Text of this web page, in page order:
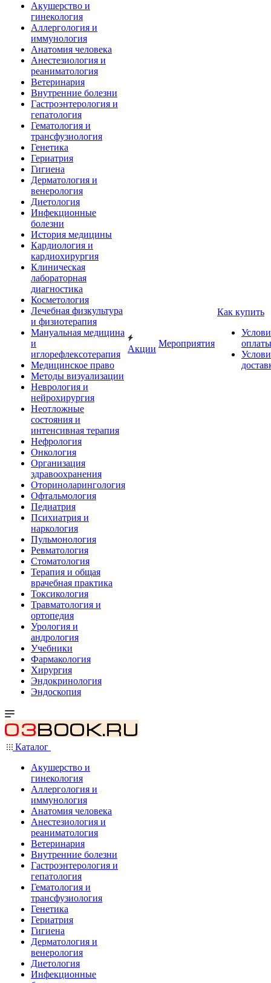
Акушерство и
гинекология
Аллергология и
иммунология
Анатомия человека
Анестезиология и
реаниматология
Ветеринария
Внутренние болезни
Гастроэнтерология и
гепатология
Гематология и
трансфузиология
Генетика
Гериатрия
Гигиена
Дерматология и
венерология
Диетология
Инфекционные
болезни
История медицины
Кардиология и
кардиохирургия
Клиническая
лабораторная
диагностика
Косметология
Лечебная физкультура
и физиотерапия
Мануальная медицина
и
иглорефлексотерапия
Медицинское право
Методы визуализации
Неврология и
нейрохирургия
Неотложные
состояния и
интенсивная терапия
Нефрология
Онкология
Организация
здравоохранения
Оториноларингология
Офтальмология
Педиатрия
Психиатрия и
наркология
Пульмонология
Ревматология
Стоматология
Терапия и общая
врачебная практика
Токсикология
Травматология и
ортопедия
Урология и
андрология
Учебники
Фармакология
Хирургия
Эндокринология
Эндоскопия
Акции
Мероприятия
Как купить
оплаты
Каталог
Акушерство и
гинекология
Аллергология и
иммунология
Анатомия человека
Анестезиология и
реаниматология
Ветеринария
Внутренние болезни
Гастроэнтерология и
гепатология
Гематология и
трансфузиология
Генетика
Гериатрия
Гигиена
Дерматология и
венерология
Диетология
Инфекционные